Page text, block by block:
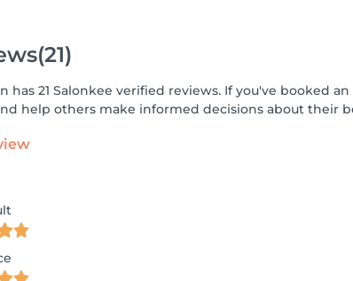
(21)
has 21 Salonkee verified reviews. If you've booked
help others make informed decisions about their